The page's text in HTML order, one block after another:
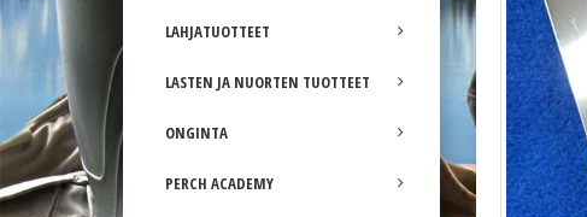
LAHJATUOTTEET
LASTEN JA NUORTEN TUOTTEET
ONGINTA
PERCH ACADEMY